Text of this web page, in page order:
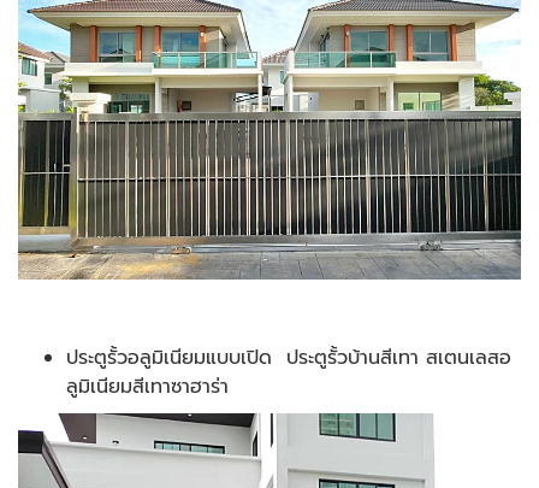
ประตูรั้วอลูมิเนียมแบบเปิด ประตูรั้วบ้านสีเทา สเตนเลสอ
ลูมิเนียมสีเทาซาฮาร่า